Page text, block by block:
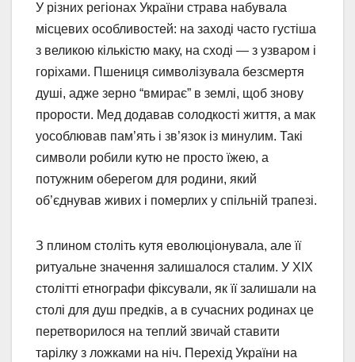
У різних регіонах України страва набувала
місцевих особливостей: на заході часто густіша
з великою кількістю маку, на сході — з узваром і
горіхами. Пшениця символізувала безсмертя
душі, адже зерно “вмирає” в землі, щоб знову
прорости. Мед додавав солодкості життя, а мак
уособлював пам’ять і зв’язок із минулим. Такі
символи робили кутю не просто їжею, а
потужним оберегом для родини, який
об’єднував живих і померлих у спільній трапезі.
З плином століть кутя еволюціонувала, але її
ритуальне значення залишалося сталим. У XIX
столітті етнографи фіксували, як її залишали на
столі для душ предків, а в сучасних родинах це
перетворилося на теплий звичай ставити
тарілку з ложками на ніч. Перехід України на